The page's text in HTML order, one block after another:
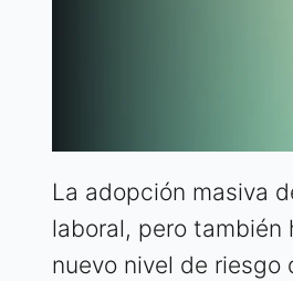
La adopción masiva
laboral, pero también
nuevo nivel de riesgo